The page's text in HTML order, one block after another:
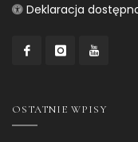
Deklaracja
OSTATNIE WPISY